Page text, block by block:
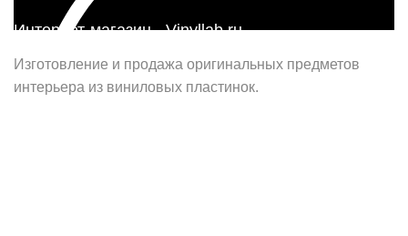
Интернет-магазин - Vinyllab.ru
Изготовление и продажа оригинальных предметов
интерьера из виниловых пластинок.